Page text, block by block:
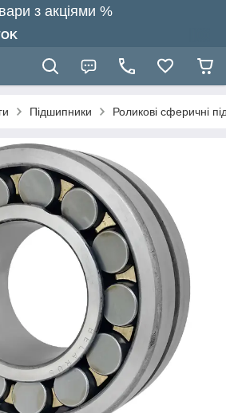
з акціями %
Підшипники Роликові сферичні